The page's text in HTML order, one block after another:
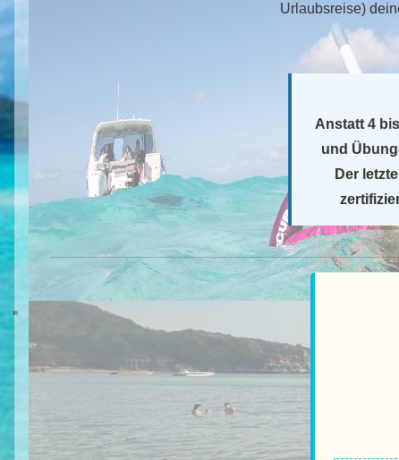
Urlaubsreise)
Anstatt 4
und
Der